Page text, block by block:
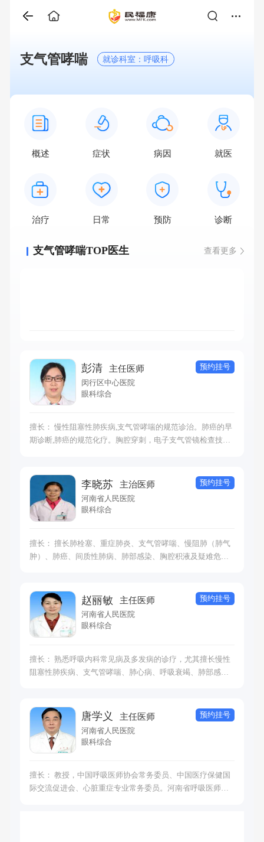
支气管哮喘 就诊科室：呼吸科
概述 症状 病因 就医
治疗 日常 预防 诊断
支气管哮喘TOP医生 查看更多
彭清 主任医师
闵行区中心医院
眼科综合
预约挂号
擅长： 慢性阻塞性肺疾病,支气管哮喘的规范诊治。肺癌的早
期诊断,肺癌的规范化疗。胸腔穿刺，电子支气管镜检查技
李晓苏 主治医师
河南省人民医院
眼科综合
预约挂号
擅长： 擅长肺栓塞、重症肺炎、支气管哮喘、慢阻肺（肺气
肿）、肺癌、间质性肺病、肺部感染、胸腔积液及疑难危重
赵丽敏 主任医师
河南省人民医院
眼科综合
预约挂号
擅长： 熟悉呼吸内科常见病及多发病的诊疗，尤其擅长慢性
阻塞性肺疾病、支气管哮喘、肺心病、呼吸衰竭、肺部感
富的实验研究经验消化道肿瘤、肝胆疾病、甲状腺疾病的诊
治，擅长十二指肠镜的治疗神经感染及神经免疫性疾病。
唐学义 主任医师
河南省人民医院
眼科综合
预约挂号
擅长： 教授，中国呼吸医师协会常务委员、中国医疗保健国
际交流促进会、心脏重症专业常务委员。河南省呼吸医师协